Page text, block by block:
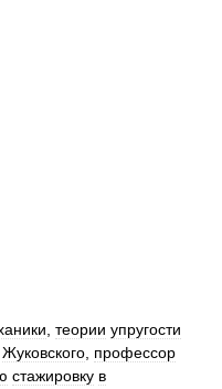
теории упругости
Жуковского профессор
стажировку в